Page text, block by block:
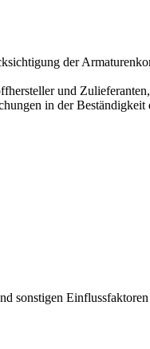
der
und
in der
sonstigen